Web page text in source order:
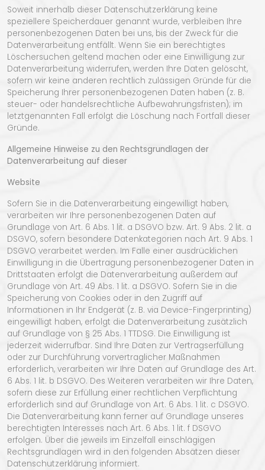
Soweit innerhalb dieser Datenschutzerklärung keine
speziellere Speicherdauer genannt wurde, verbleiben Ihre
personenbezogenen Daten bei uns, bis der Zweck für die
Datenverarbeitung entfällt. Wenn Sie ein berechtigtes
Löschersuchen geltend machen oder eine Einwilligung zur
Datenverarbeitung widerrufen, werden Ihre Daten gelöscht,
sofern wir keine anderen rechtlich zulässigen Gründe für die
Speicherung Ihrer personenbezogenen Daten haben (z. B.
steuer- oder handelsrechtliche Aufbewahrungsfristen); im
letztgenannten Fall erfolgt die Löschung nach Fortfall dieser
Gründe.
Allgemeine Hinweise zu den Rechtsgrundlagen der
Datenverarbeitung auf dieser
Website
Sofern Sie in die Datenverarbeitung eingewilligt haben,
verarbeiten wir Ihre personenbezogenen Daten auf
Grundlage von Art. 6 Abs. 1 lit. a DSGVO bzw. Art. 9 Abs. 2 lit. a
DSGVO, sofern besondere Datenkategorien nach Art. 9 Abs. 1
DSGVO verarbeitet werden. Im Falle einer ausdrücklichen
Einwilligung in die Übertragung personenbezogener Daten in
Drittstaaten erfolgt die Datenverarbeitung außerdem auf
Grundlage von Art. 49 Abs. 1 lit. a DSGVO. Sofern Sie in die
Speicherung von Cookies oder in den Zugriff auf
Informationen in Ihr Endgerät (z. B. via Device-Fingerprinting)
eingewilligt haben, erfolgt die Datenverarbeitung zusätzlich
auf Grundlage von § 25 Abs. 1 TTDSG. Die Einwilligung ist
jederzeit widerrufbar. Sind Ihre Daten zur Vertragserfüllung
oder zur Durchführung vorvertraglicher Maßnahmen
erforderlich, verarbeiten wir Ihre Daten auf Grundlage des Art.
6 Abs. 1 lit. b DSGVO. Des Weiteren verarbeiten wir Ihre Daten,
sofern diese zur Erfüllung einer rechtlichen Verpflichtung
erforderlich sind auf Grundlage von Art. 6 Abs. 1 lit. c DSGVO.
Die Datenverarbeitung kann ferner auf Grundlage unseres
berechtigten Interesses nach Art. 6 Abs. 1 lit. f DSGVO
erfolgen. Über die jeweils im Einzelfall einschlägigen
Rechtsgrundlagen wird in den folgenden Absätzen dieser
Datenschutzerklärung informiert.